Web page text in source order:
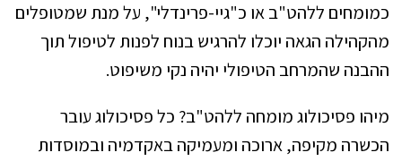
כמומחים ללהט"ב או כ"גיי-פרינדלי", על מנת שמטופלים
מהקהילה הגאה יוכלו להרגיש בנוח לפנות לטיפול תוך
ההבנה שהמרחב הטיפולי יהיה נקי משיפוט.
מיהו פסיכולוג מומחה ללהט"ב? כל פסיכולוג עובר
הכשרה מקיפה, ארוכה ומעמיקה באקדמיה ובמוסדות